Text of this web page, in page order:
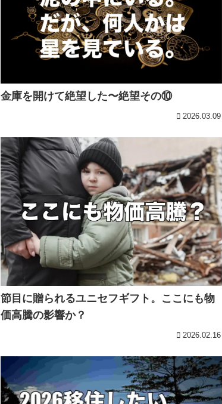
金庫を開けて絶望した〜絶望その⑩
2026.03.09
節目に贈られるユニセフギフト。ここにも物
価高騰の影響か？
2026.02.16